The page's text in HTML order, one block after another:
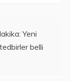
Yeni
belli